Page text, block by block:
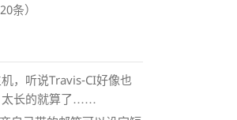
条）
，听说Travis-CI好像也
太长的就算了……